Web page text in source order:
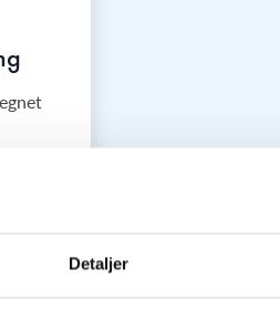
Detaljer